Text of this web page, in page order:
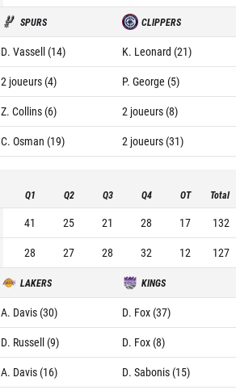
SPURS CLIPPERS
D. Vassell (14)
K. Leonard (21)
2 joueurs (4)
P. George (5)
Z. Collins (6)
2 joueurs (8)
C. Osman (19) 2 joueurs (31)
Q1 Q2 Q3 Q4 OT Total
41 25 21 28 17
132
28 27 28 32 12 127
LAKERS KINGS
A. Davis (30)
D. Fox (37)
D. Russell (9)
D. Fox (8)
A. Davis (16) D. Sabonis (15)